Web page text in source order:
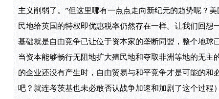
主义削弱了。”但这里哪有一点点走向新纪元的趋势呢？
民地给英国的特权即优惠税率仍然存在一样。让我们回
基础就是自由竞争已让位于资本家的垄断同盟，整个地
当资本能够畅行无阻地扩大殖民地和夺取非洲等地的无
的企业还没有产生时，自由贸易与和平竞争才是可能的
吧？就连考茨基也未必敢否认战争加速和加剧了这个过